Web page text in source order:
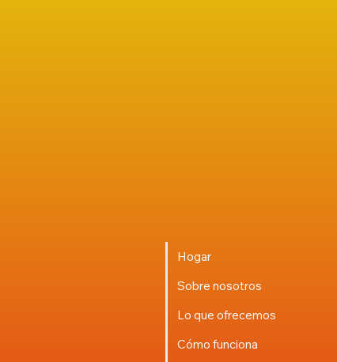
Hogar
Sobre nosotros
Lo que ofrecemos
Cómo funciona